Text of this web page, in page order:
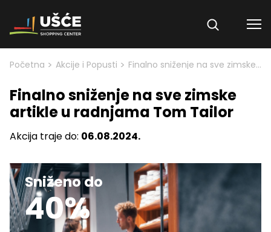
Skip to content
Početna > Akcije i Popusti > Finalno sniženje na sve zimske artikle u radnjama Tom Tailor
Finalno sniženje na sve zimske
artikle u radnjama Tom Tailor
Akcija traje do: 06.08.2024.
Sniženo do
40%